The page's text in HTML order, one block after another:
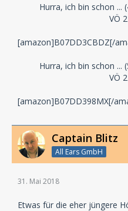
Hurra, ich bin schon ...
VÖ
[amazon]B07DD3CBDZ[/
Hurra, ich bin schon ...
VÖ
[amazon]B07DD398MX[/
Captain Blitz
All Ears GmbH
31. Mai 2018
Etwas für die eher jüngere